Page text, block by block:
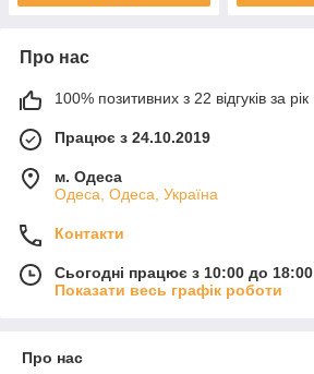
Про нас
100% позитивних з 22 відгуків за рік
Працює з 24.10.2019
м. Одеса
Одеса, Одеса, Україна
Контакти
Сьогодні працює з 10:00 до 18:00
Показати весь графік роботи
Про нас